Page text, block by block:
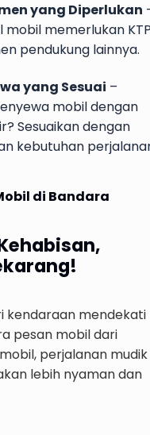
yang Diperlukan
mobil memerlukan
pendukung lainnya.
yang Sesuai –
mobil dengan
Sesuaikan dengan
kebutuhan
di Bandara
kendaraan mendekati
pesan mobil dari
perjalanan mudik
lebih nyaman dan